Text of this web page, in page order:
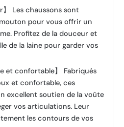
】 Les chaussons sont
pour vous offrir un
Profitez de la douceur et
de la laine pour garder vos
et confortable】 Fabriqués
et confortable, ces
excellent soutien de la voûte
vos articulations. Leur
les contours de vos